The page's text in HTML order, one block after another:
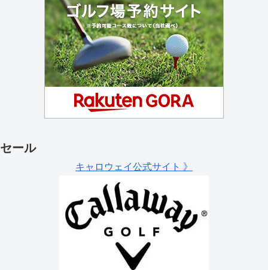
セール
キャロウェイ公式サイト 》